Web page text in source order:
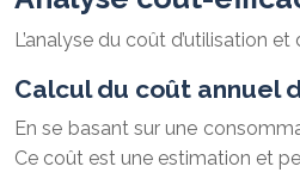
L’analyse du coût d’utilisation
Calcul du coût annuel
En se basant sur une
Ce coût est une estimation et